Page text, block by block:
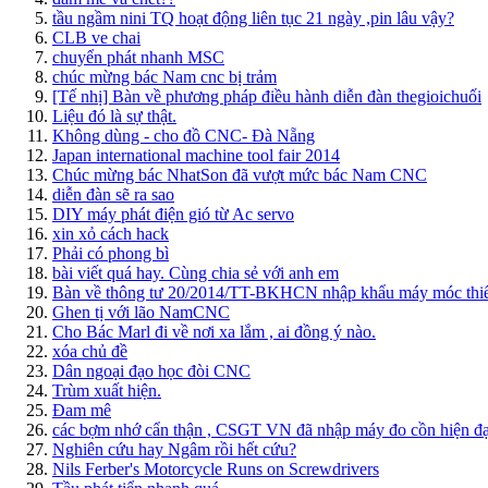
tầu ngầm nini TQ hoạt động liên tục 21 ngày ,pin lâu vậy?
CLB ve chai
chuyển phát nhanh MSC
chúc mừng bác Nam cnc bị trảm
[Tế nhị] Bàn về phương pháp điều hành diễn đàn thegioichuối
Liệu đó là sự thật.
Không dùng - cho đồ CNC- Đà Nẵng
Japan international machine tool fair 2014
Chúc mừng bác NhatSon đã vượt mức bác Nam CNC
diễn đàn sẽ ra sao
DIY máy phát điện gió từ Ac servo
xin xỏ cách hack
Phải có phong bì
bài viết quá hay. Cùng chia sẻ với anh em
Bàn về thông tư 20/2014/TT-BKHCN nhập khẩu máy móc
Ghen tị với lão NamCNC
Cho Bác Marl đi về nơi xa lắm , ai đồng ý nào.
xóa chủ đề
Dân ngoại đạo học đòi CNC
Trùm xuất hiện.
Đam mê
các bợm nhớ cẩn thận , CSGT VN đã nhập máy đo cồn hiện
Nghiên cứu hay Ngâm rồi hết cứu?
Nils Ferber's Motorcycle Runs on Screwdrivers